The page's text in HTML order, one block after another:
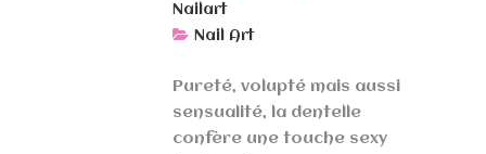
Nailart
Nail Art
Pureté, volupté mais aussi
sensualité, la dentelle
confère une touche sexy